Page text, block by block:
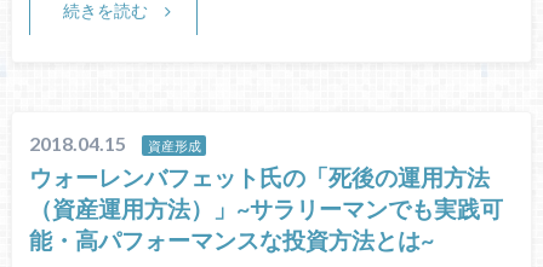
続きを読む
2018.04.15 資産形成
ウォーレンバフェット氏の「死後の運用方法
（資産運用方法）」~サラリーマンでも実践可
能・高パフォーマンスな投資方法とは~